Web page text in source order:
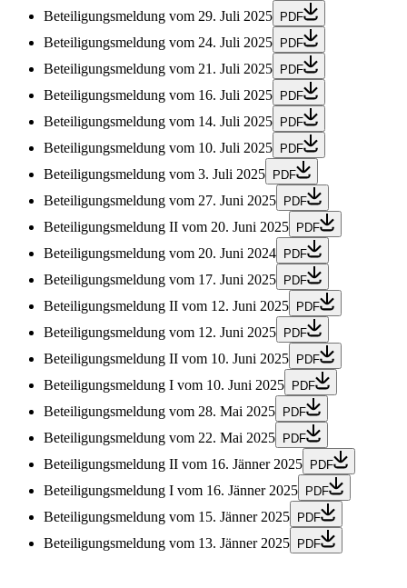
Beteiligungsmeldung vom 29. Juli 2025 PDF
Beteiligungsmeldung vom 24. Juli 2025 PDF
Beteiligungsmeldung vom 21. Juli 2025 PDF
Beteiligungsmeldung vom 16. Juli 2025 PDF
Beteiligungsmeldung vom 14. Juli 2025 PDF
Beteiligungsmeldung vom 10. Juli 2025 PDF
Beteiligungsmeldung vom 3. Juli 2025 PDF
Beteiligungsmeldung vom 27. Juni 2025 PDF
Beteiligungsmeldung II vom 20. Juni 2025 PDF
Beteiligungsmeldung vom 20. Juni 2024 PDF
Beteiligungsmeldung vom 17. Juni 2025 PDF
Beteiligungsmeldung II vom 12. Juni 2025 PDF
Beteiligungsmeldung vom 12. Juni 2025 PDF
Beteiligungsmeldung II vom 10. Juni 2025 PDF
Beteiligungsmeldung I vom 10. Juni 2025 PDF
Beteiligungsmeldung vom 28. Mai 2025 PDF
Beteiligungsmeldung vom 22. Mai 2025 PDF
Beteiligungsmeldung II vom 16. Jänner 2025 PDF
Beteiligungsmeldung I vom 16. Jänner 2025 PDF
Beteiligungsmeldung vom 15. Jänner 2025 PDF
Beteiligungsmeldung vom 13. Jänner 2025 PDF